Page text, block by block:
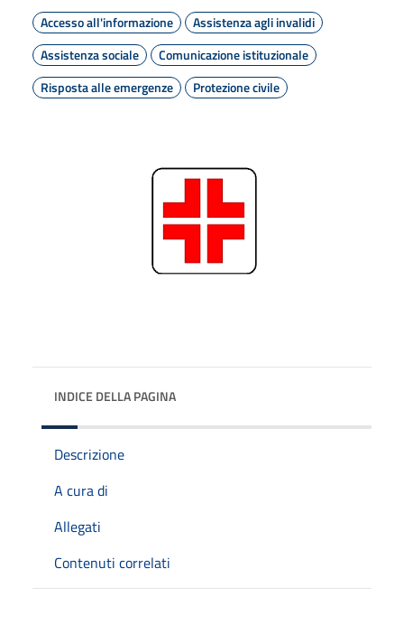
Accesso all'informazione
Assistenza agli invalidi
Assistenza sociale
Comunicazione istituzionale
Risposta alle emergenze
Protezione civile
INDICE DELLA PAGINA
Descrizione
A cura di
Allegati
Contenuti correlati